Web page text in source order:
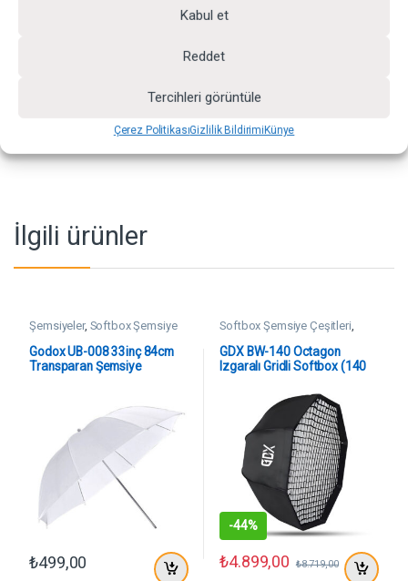
Kabul et
Reddet
Tercihleri görüntüle
Çerez PolitikasıGizlilik BildirimiKünye
Şemsiyeler
İlgili ürünler
Şemsiyeler, Softbox Şemsiye
Godox UB-008 33inç 84cm
Transparan Şemsiye
₺499,00
Softbox Şemsiye Çeşitleri,
GDX BW-140 Octagon
Izgaralı Gridli Softbox (140
-44%
₺4.899,00 ₺8.719,00